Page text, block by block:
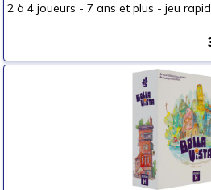
2 à 4 joueurs - 7 ans et plus - jeu